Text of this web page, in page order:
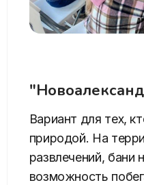
Вариант для тех,
природой. На
развлечений, бани
возможность